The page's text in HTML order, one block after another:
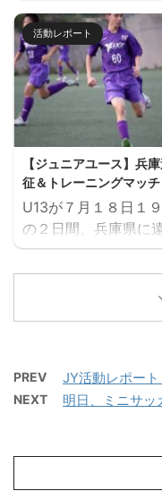
ソ松阪・三重サッカ
カデミー（三重）
のチーム）の２０２
度の新入団選手対象
験練習会を開催しま
ご興味のある方はぜひ
参加ください。体験練
会を通して進路の選択
の一つとしてご検討
だければと思います
験会のお申込みはペー
下にある申込フォー
らお願いいたします
ュニアユースでは、
の育成を第一とし、
年代でさらなる飛躍
べき技術や戦術の徹
個々がもつストロン
活動レポート
【ジュニアユース】兵
征＆トレーニングマッチ
U13が７月１８日１
の２日間、兵庫県に
しました。 U14と
は、鈴鹿市と奈良県
レーニングマッチを
グ・CAOS（大阪）
ジャス（岡山）・FC
https://
PREV JY活動レポート
NEXT 明日、ミニサッ